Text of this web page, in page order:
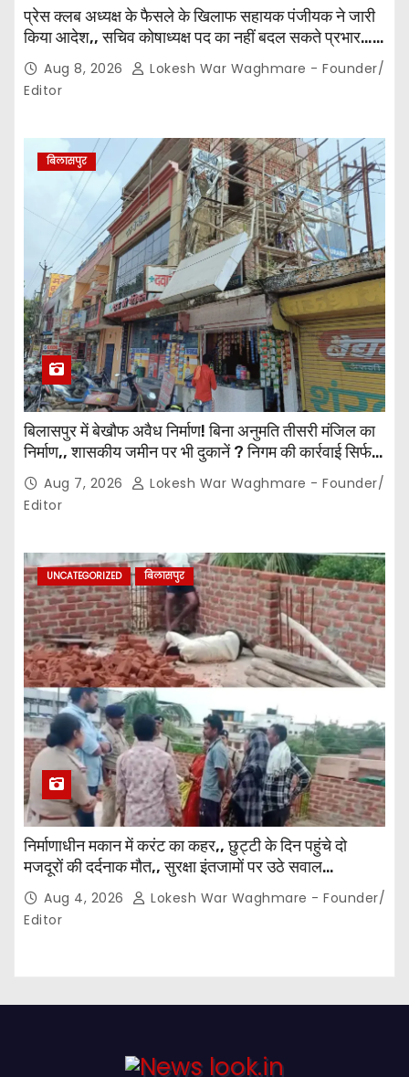
प्रेस क्लब अध्यक्ष के फैसले के खिलाफ सहायक पंजीयक ने जारी
किया आदेश,, सचिव कोषाध्यक्ष पद का नहीं बदल सकते प्रभार…
पदाधिकारियों के बीच विवाद अब प्रशासनिक जांच और नियमों की
कसौटी तक पहुंचा…
Aug 8, 2026
Lokesh War Waghmare - Founder/
Editor
बिलासपुर
बिलासपुर में बेखौफ अवैध निर्माण! बिना अनुमति तीसरी मंजिल का
निर्माण,, शासकीय जमीन पर भी दुकानें ? निगम की कार्रवाई सिर्फ
नोटिस तक सीमित? मुख्य मार्ग पर नियमों की खुलेआम अनदेखी,
जिम्मेदार अधिकारियों की कार्यप्रणाली पर उठे सवाल…
Aug 7, 2026
Lokesh War Waghmare - Founder/
Editor
UNCATEGORIZED बिलासपुर
निर्माणाधीन मकान में करंट का कहर,, छुट्टी के दिन पहुंचे दो
मजदूरों की दर्दनाक मौत,, सुरक्षा इंतजामों पर उठे सवाल…
Aug 4, 2026
Lokesh War Waghmare - Founder/
Editor